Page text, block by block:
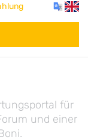
für
und einer